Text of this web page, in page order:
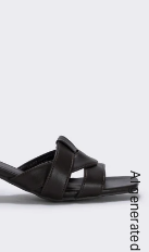
AI generated